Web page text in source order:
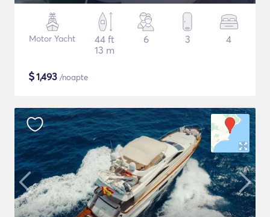
Motor Yacht
44 ft
13 m
6 3 4
$1,493 /noapte